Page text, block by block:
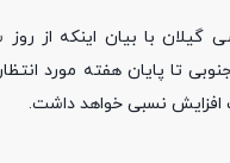
گیلان با بیان اینکه از
تا پایان هفته مورد
نسبی خواهد داشت.